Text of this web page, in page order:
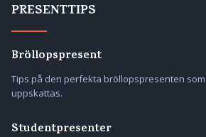
PRESENTTIPS
Bröllopspresent
Tips på den perfekta bröllopspresenten
uppskattas.
Studentpresenter